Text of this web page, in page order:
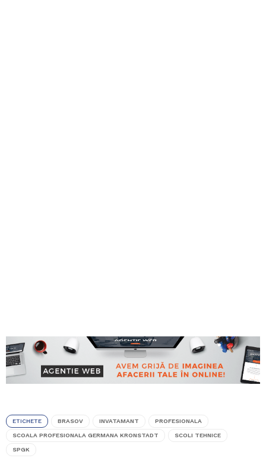
ETICHETE BRASOV INVATAMANT PROFESIONALA
SCOALA PROFESIONALA GERMANA KRONSTADT SCOLI TEHNICE
SPGK